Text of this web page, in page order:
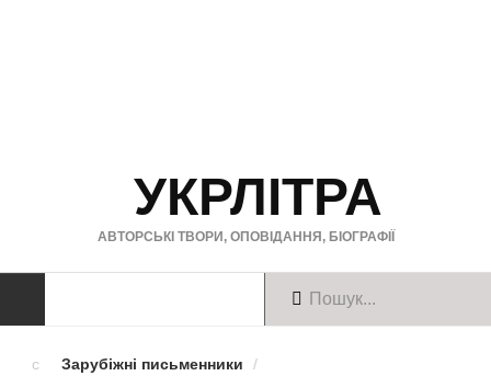
УКРЛІТРА
АВТОРСЬКІ ТВОРИ, ОПОВІДАННЯ, БІОГРАФІЇ
Зарубіжні письменники
/